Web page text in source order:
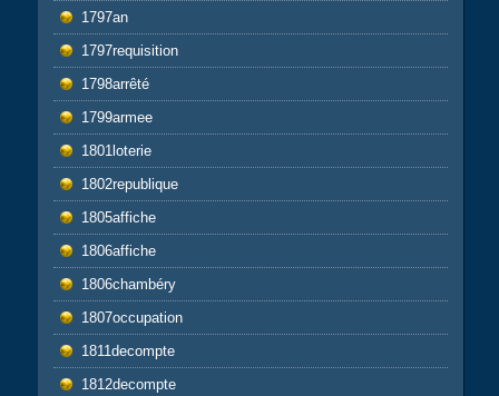
1797an
1797requisition
1798arrêté
1799armee
1801loterie
1802republique
1805affiche
1806affiche
1806chambéry
1807occupation
1811decompte
1812decompte